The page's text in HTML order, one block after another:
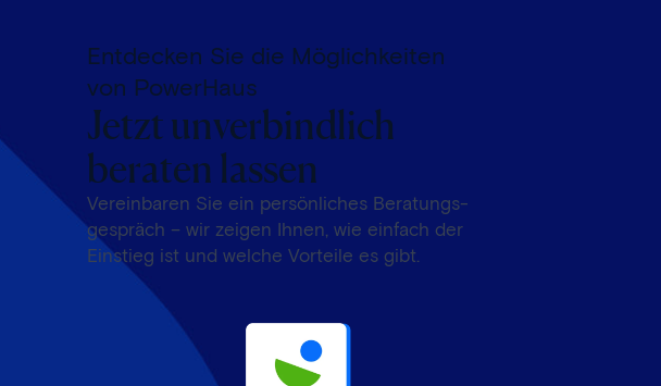
Entdecken Sie die Möglichkeiten
von PowerHaus
Jetzt unverbindlich
beraten lassen
Vereinbaren Sie ein persönliches Beratungs­
gespräch – wir zeigen Ihnen, wie einfach der
Einstieg ist und welche Vorteile es gibt.